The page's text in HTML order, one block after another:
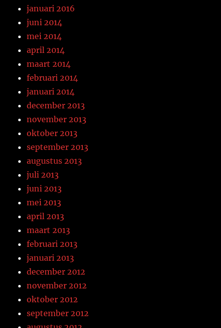
januari 2016
juni 2014
mei 2014
april 2014
maart 2014
februari 2014
januari 2014
december 2013
november 2013
oktober 2013
september 2013
augustus 2013
juli 2013
juni 2013
mei 2013
april 2013
maart 2013
februari 2013
januari 2013
december 2012
november 2012
oktober 2012
september 2012